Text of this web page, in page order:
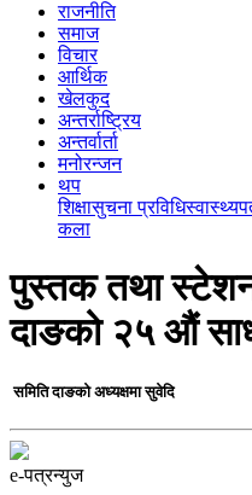
राजनीति
समाज
विचार
आर्थिक
खेलकुद
अन्तर्राष्ट्रिय
अन्तर्वार्ता
मनोरन्जन
थप
शिक्षासुचना प्रविधिस्वास्थ्य
कला
पुस्तक तथा
दाङको २५ औं
समिति दाङको अध्यक्षमा सुवेदि
e-पत्रन्युज